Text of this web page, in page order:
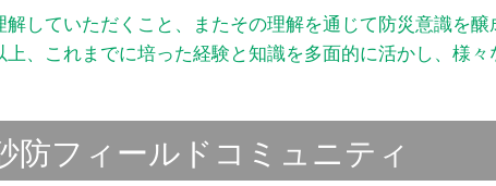
していただくこと、またその理解を通じて防災意識を
、これまでに培った経験と知識を多面的に活かし、様々
防フィールド コミュニティ